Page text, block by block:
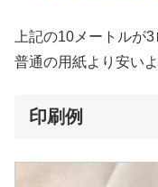
上記の10メートルが
普通の用紙より安いよ
印刷例